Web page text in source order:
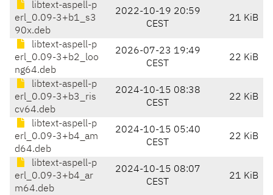
libtext-aspell-p
erl_0.09-3+b1_s3
90x.deb
2022-10-19 20:59
CEST
21 KiB
libtext-aspell-p
erl_0.09-3+b2_loo
ng64.deb
2026-07-23 19:49
CEST
22 KiB
libtext-aspell-p
erl_0.09-3+b3_ris
cv64.deb
2024-10-15 08:38
CEST
22 KiB
libtext-aspell-p
erl_0.09-3+b4_am
d64.deb
2024-10-15 05:40
CEST
22 KiB
libtext-aspell-p
erl_0.09-3+b4_ar
m64.deb
2024-10-15 08:07
CEST
21 KiB